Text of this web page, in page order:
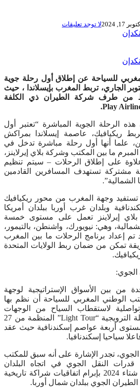
17, 2024 لا توجد تعليقات
للسياحة عن إطلاق أول رحلة جوية
إبتداء من 17 أكتوبر الجاري، تربط المغرب بإيسلاندا ، حيث
من طرف شركة الطيران ذي الكلفة
الرحلة الجوية المباشرة “تعتبر أول
ريكيافيك، عاصمة إيسلاندا بمراكش
علما أنها أول رحلة مباشرة تدخل في
المبرم ما بين المكتب وشركة بلاي إيرلاينز،
على إطلاق الرحلات – سيتم تنظيم
مشتركة تستهدف المسافرين القادمين
الشمالية”.
وجهة المغرب من محور ريكيافيك
وبلدان غرب أوربا ببلدان أمريكا
بلاي إيرلاينز تعمل على مستوى خمسة
وهي: نيويورك، واشنطن، بالتيمور،
إعداد برنامج الرحلات ما بين المغرب
تمكن من ضمان ربط الولايات المتحدة
من بين الأسواق الإستراتيجية لوجهة
الوطني المغربي للسياحة أن نظم بها
لاستقطاب السياح من الوجهات
الإسكندنافية، أهمها الحملة الترويجية “Light Tour” المنظمة من 27
2024 على مستوى أربعة عواصم إسكندنافية حيث عقد
تجدر الإشارة على أنه سبق للمكتب
النقل الجوي في اتجاه البلدان
الإسكندنافية خلال فصل شتاء 2024 بإبرام اتفاقيات شراكة تاريخية
الجوي ببلدان شمال أوربا.